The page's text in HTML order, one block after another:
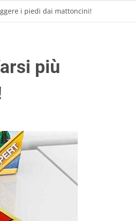
i piedi dai mattoncini!
più